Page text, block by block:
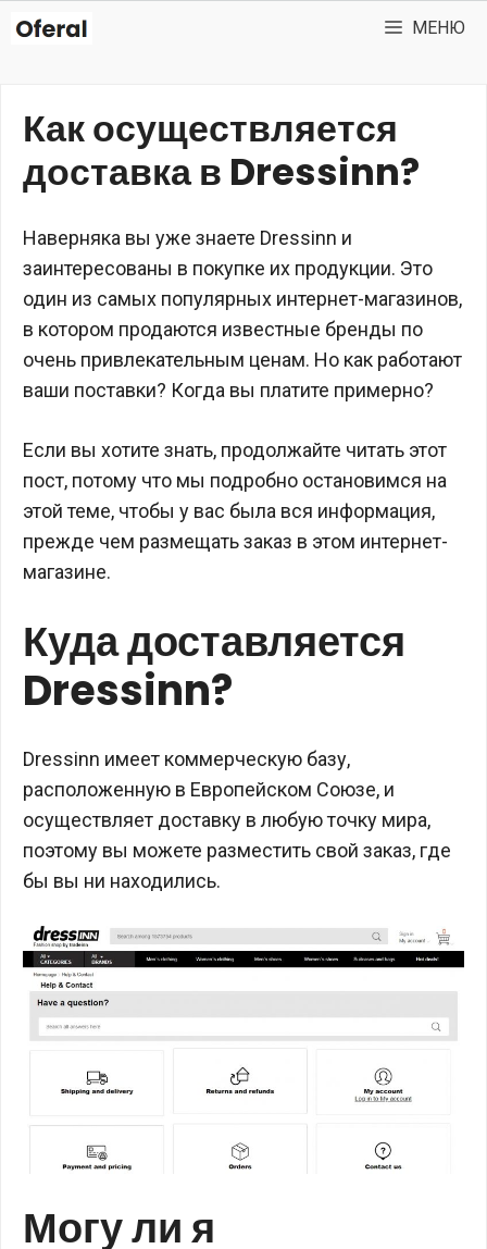
Перейти
МЕНЮ
Как осуществляется
доставка в Dressinn?
Наверняка вы уже знаете Dressinn и
заинтересованы в покупке их продукции. Это
один из самых популярных интернет-магазинов,
в котором продаются известные бренды по
очень привлекательным ценам. Но как работают
ваши поставки? Когда вы платите примерно?
Если вы хотите знать, продолжайте читать этот
пост, потому что мы подробно остановимся на
этой теме, чтобы у вас была вся информация,
прежде чем размещать заказ в этом интернет-
магазине.
Куда доставляется
Dressinn?
Dressinn имеет коммерческую базу,
расположенную в Европейском Союзе, и
осуществляет доставку в любую точку мира,
поэтому вы можете разместить свой заказ, где
бы вы ни находились.
Могу ли я